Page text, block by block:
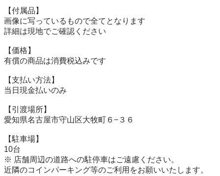
【付属品】
画像に写っているもので全てとなります
詳細は現地でご確認ください
【価格】
有償の商品は消費税込みです
【⽀払い⽅法】
当⽇現⾦払いのみ
【引渡場所】
愛知県名古屋市守山区大牧町６−３６
【駐⾞場】
10台
※ 店舗周辺の道路への駐停車はご遠慮ください。
近隣のコインパーキング等のご利用をお願いいたします。